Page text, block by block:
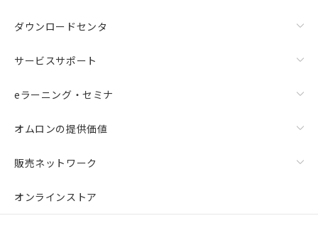
ダウンロードセンタ
サービスサポート
eラーニング・セミナ
オムロンの提供価値
販売ネットワーク
オンラインストア